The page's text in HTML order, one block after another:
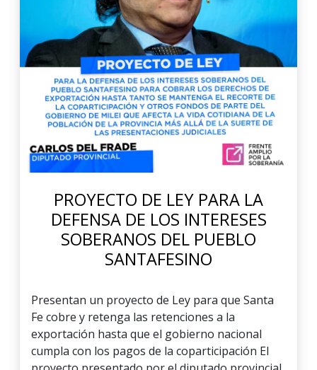
PROYECTO DE LEY PARA LA
DEFENSA DE LOS INTERESES
SOBERANOS DEL PUEBLO
SANTAFESINO
Presentan un proyecto de Ley para que Santa
Fe cobre y retenga las retenciones a la
exportación hasta que el gobierno nacional
cumpla con los pagos de la coparticipación El